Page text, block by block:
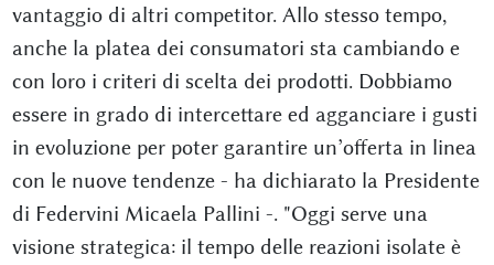
vantaggio di altri competitor. Allo stesso tempo,
anche la platea dei consumatori sta cambiando e
con loro i criteri di scelta dei prodotti. Dobbiamo
essere in grado di intercettare ed agganciare i gusti
in evoluzione per poter garantire un’offerta in linea
con le nuove tendenze - ha dichiarato la Presidente
di Federvini Micaela Pallini -. "Oggi serve una
visione strategica: il tempo delle reazioni isolate è